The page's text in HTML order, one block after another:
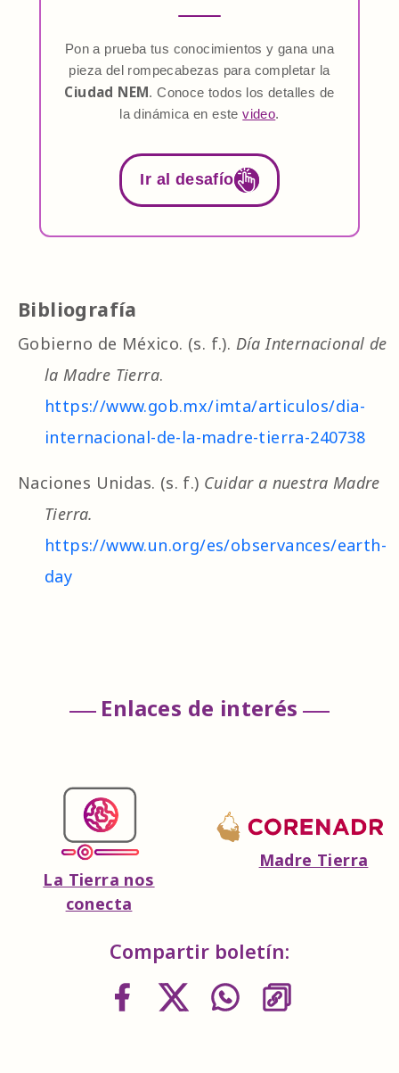
Pon a prueba tus conocimientos y gana una
pieza del rompecabezas para completar la
Ciudad NEM. Conoce todos los detalles de
la dinámica en estevideo.
Ir al desafío
Bibliografía
Gobierno de México. (s. f.). Día Internacional de
la Madre Tierra.
https://www.gob.mx/imta/articulos/dia-
internacional-de-la-madre-tierra-240738
Naciones Unidas. (s. f.) Cuidar a nuestra Madre
Tierra.
https://www.un.org/es/observances/earth-
day
Enlaces de interés
La Tierra nos
conecta
Madre Tierra
Compartir boletín: